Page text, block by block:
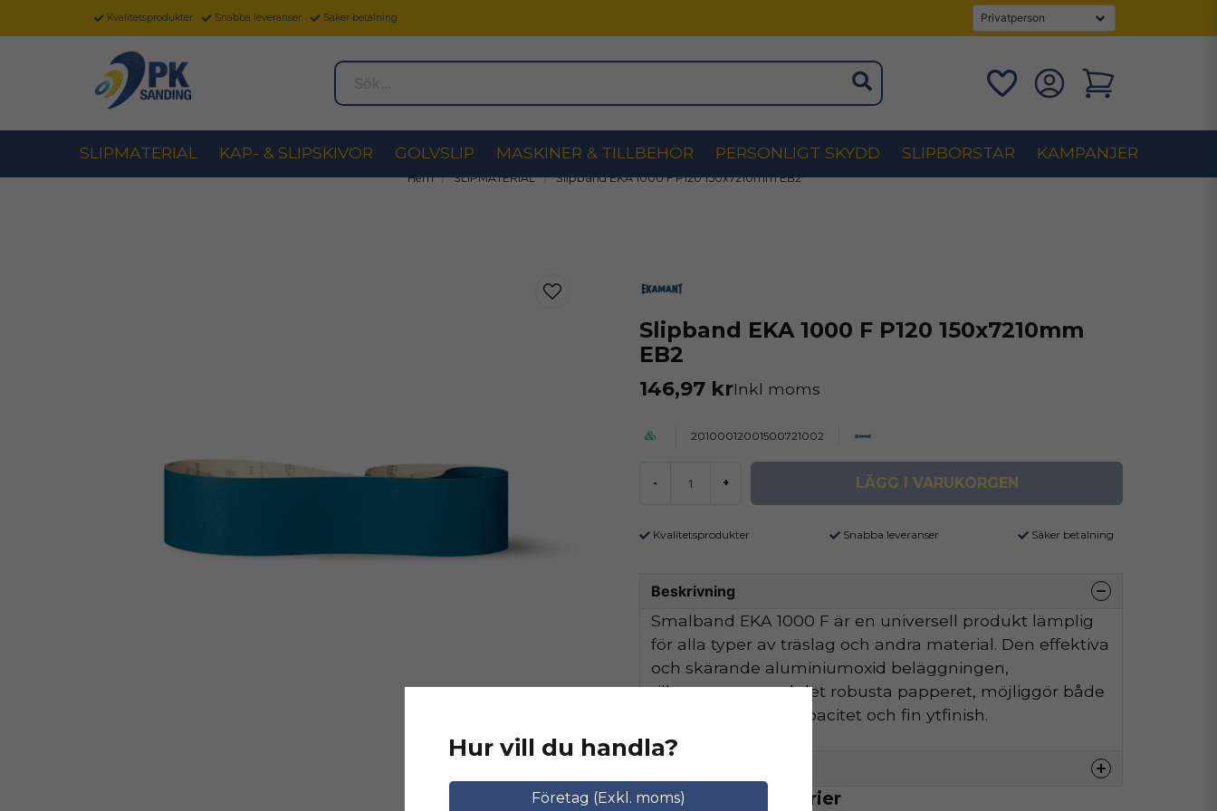
Kvalitetsprodukter Snabba leveranser Säker betalning
Sök...
SLIPMATERIAL KAP- & SLIPSKIVOR GOLVSLIP MASKINER & TILLBEHÖR PERSONLIGT SKYDD SLIPBORSTAR KAMPANJER
Hem SLIPMATERIAL Slipband EKA 1000 F P120 150x7210mm EB2
Slipband EKA 1000 F P120 150x7210mm
EB2
146,97 krInkl moms
20100012001500721002
- + LÄGG I VARUKORGEN
Kvalitetsprodukter Snabba leveranser Säker betalning
Beskrivning
Smalband EKA 1000 F är en universell produkt lämplig
för alla typer av träslag och andra material. Den effektiva
och skärande aluminiumoxid beläggningen,
tillsammans med det robusta papperet, möjliggör både
hög avverkningskapacitet och fin ytfinish.
Relaterade kategorier
Hur vill du handla?
Företag (Exkl. moms)